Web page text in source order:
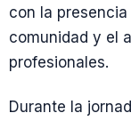
con la
comunidad y el
profesionales.
Durante la